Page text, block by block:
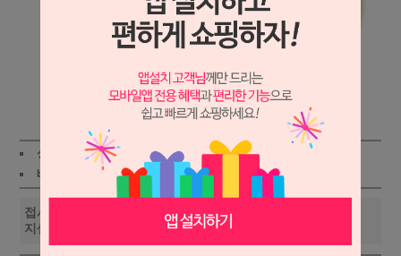
상세보기
상품가 : 48,000원적립금:390원
배송비 : (조건) 지역별
접시다이어트(경락접시)-이
지셀프(바디용)
+1